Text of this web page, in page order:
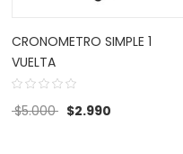
CRONOMETRO SIMPLE 1
VUELTA
$5.000 El precio original
$2.990El precio